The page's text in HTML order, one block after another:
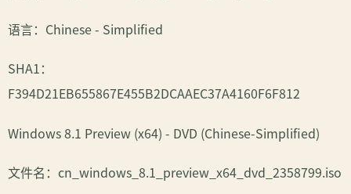
语言：Chinese - Simplified
SHA1：
F394D21EB655867E455B2DCAAEC37A4160F6F812
Windows 8.1 Preview (x64) - DVD (Chinese-Simplified)
文件名：cn_windows_8.1_preview_x64_dvd_2358799.iso